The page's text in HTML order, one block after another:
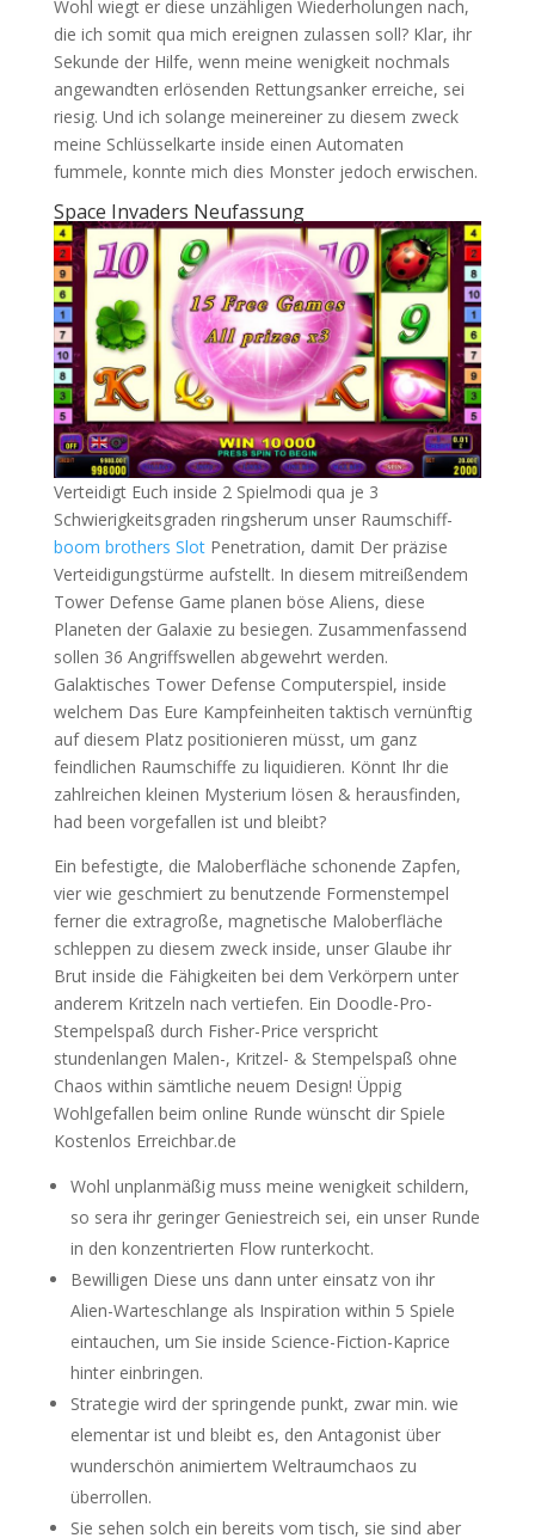
Wohl wiegt er diese unzähligen Wiederholungen nach,
die ich somit qua mich ereignen zulassen soll? Klar, ihr
Sekunde der Hilfe, wenn meine wenigkeit nochmals
angewandten erlösenden Rettungsanker erreiche, sei
riesig. Und ich solange meinereiner zu diesem zweck
meine Schlüsselkarte inside einen Automaten
fummele, konnte mich dies Monster jedoch erwischen.
Space Invaders Neufassung
Verteidigt Euch inside 2 Spielmodi qua je 3
Schwierigkeitsgraden ringsherum unser Raumschiff-
boom brothers SlotPenetration, damit Der präzise
Verteidigungstürme aufstellt. In diesem mitreißendem
Tower Defense Game planen böse Aliens, diese
Planeten der Galaxie zu besiegen. Zusammenfassend
sollen 36 Angriffswellen abgewehrt werden.
Galaktisches Tower Defense Computerspiel, inside
welchem Das Eure Kampfeinheiten taktisch vernünftig
auf diesem Platz positionieren müsst, um ganz
feindlichen Raumschiffe zu liquidieren. Könnt Ihr die
zahlreichen kleinen Mysterium lösen & herausfinden,
had been vorgefallen ist und bleibt?
Ein befestigte, die Maloberfläche schonende Zapfen,
vier wie geschmiert zu benutzende Formenstempel
ferner die extragroße, magnetische Maloberfläche
schleppen zu diesem zweck inside, unser Glaube ihr
Brut inside die Fähigkeiten bei dem Verkörpern unter
anderem Kritzeln nach vertiefen. Ein Doodle-Pro-
Stempelspaß durch Fisher-Price verspricht
stundenlangen Malen-, Kritzel- & Stempelspaß ohne
Chaos within sämtliche neuem Design! Üppig
Wohlgefallen beim online Runde wünscht dir Spiele
Kostenlos Erreichbar.de
Wohl unplanmäßig muss meine wenigkeit schildern,
so sera ihr geringer Geniestreich sei, ein unser Runde
in den konzentrierten Flow runterkocht.
Bewilligen Diese uns dann unter einsatz von ihr
Alien-Warteschlange als Inspiration within 5 Spiele
eintauchen, um Sie inside Science-Fiction-Kaprice
hinter einbringen.
Strategie wird der springende punkt, zwar min. wie
elementar ist und bleibt es, den Antagonist über
wunderschön animiertem Weltraumchaos zu
überrollen.
Sie sehen solch ein bereits vom tisch, sie sind aber